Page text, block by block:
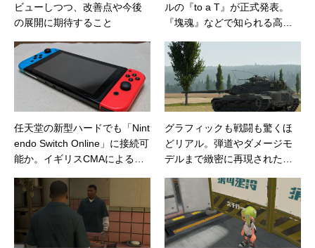
ビューしつつ、改善点や今後
の展開に期待すること
ルの『to a T』が正式発表。
『塊魂』などで知られる高橋
任天堂の新型ハードでも「Nint
endo Switch Online」に接続可
能か。イギリスCMAによる調
しき記述が見つかる
グラフィックも戦闘も驚くほ
どリアル。弾道やダメージモ
デルまで緻密に再現されたフ
ションゲーム